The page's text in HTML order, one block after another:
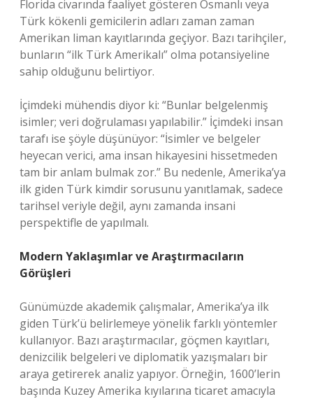
Florida civarında faaliyet gösteren Osmanlı veya
Türk kökenli gemicilerin adları zaman zaman
Amerikan liman kayıtlarında geçiyor. Bazı tarihçiler,
bunların “ilk Türk Amerikalı” olma potansiyeline
sahip olduğunu belirtiyor.
İçimdeki mühendis diyor ki: “Bunlar belgelenmiş
isimler; veri doğrulaması yapılabilir.” İçimdeki insan
tarafı ise şöyle düşünüyor: “İsimler ve belgeler
heyecan verici, ama insan hikayesini hissetmeden
tam bir anlam bulmak zor.” Bu nedenle, Amerika’ya
ilk giden Türk kimdir sorusunu yanıtlamak, sadece
tarihsel veriyle değil, aynı zamanda insani
perspektifle de yapılmalı.
Modern Yaklaşımlar ve Araştırmacıların
Görüşleri
Günümüzde akademik çalışmalar, Amerika’ya ilk
giden Türk’ü belirlemeye yönelik farklı yöntemler
kullanıyor. Bazı araştırmacılar, göçmen kayıtları,
denizcilik belgeleri ve diplomatik yazışmaları bir
araya getirerek analiz yapıyor. Örneğin, 1600’lerin
başında Kuzey Amerika kıyılarına ticaret amacıyla